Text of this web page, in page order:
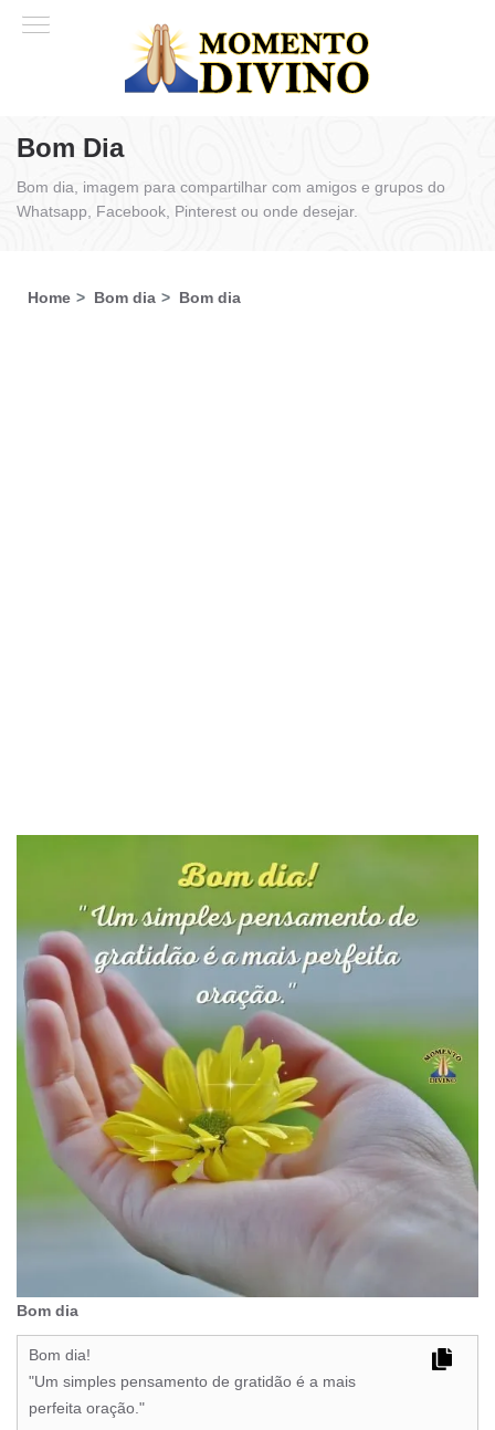
Bom Dia
Bom dia, imagem para compartilhar com amigos e grupos do
Whatsapp, Facebook, Pinterest ou onde desejar.
Home Bom dia Bom dia
Bom dia
Bom dia!
"Um simples pensamento de gratidão é a mais
perfeita oração."